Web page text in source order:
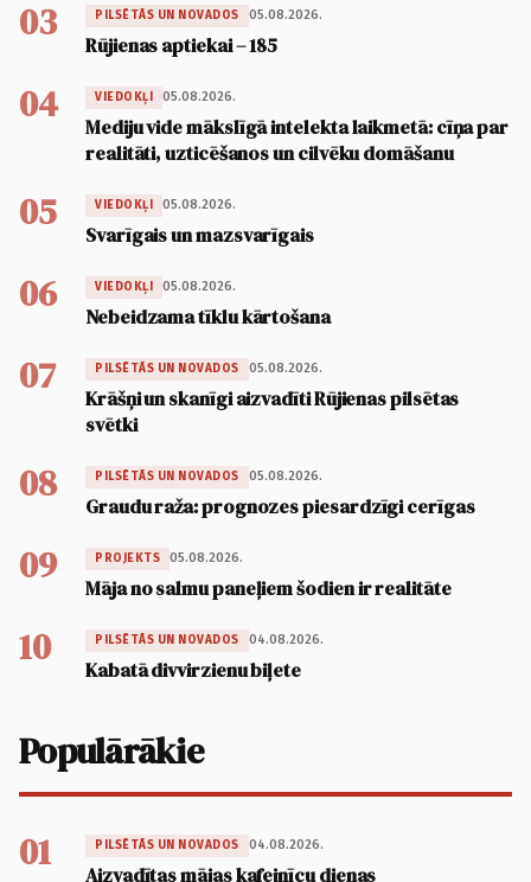
03 PILSĒTĀS UN NOVADOS 05.08.2026.
Rūjienas aptiekai – 185
04 VIEDOKĻI 05.08.2026.
Mediju vide mākslīgā intelekta laikmetā: cīņa par
realitāti, uzticēšanos un cilvēku domāšanu
05 VIEDOKĻI 05.08.2026.
Svarīgais un mazsvarīgais
06 VIEDOKĻI 05.08.2026.
Nebeidzama tīklu kārtošana
07 PILSĒTĀS UN NOVADOS 05.08.2026.
Krāšņi un skanīgi aizvadīti Rūjienas pilsētas
svētki
08 PILSĒTĀS UN NOVADOS 05.08.2026.
Graudu raža: prognozes piesardzīgi cerīgas
09 PROJEKTS 05.08.2026.
Māja no salmu paneļiem šodien ir realitāte
10 PILSĒTĀS UN NOVADOS 04.08.2026.
Kabatā divvirzienu biļete
Populārākie
01 PILSĒTĀS UN NOVADOS 04.08.2026.
Aizvadītas mājas kafejnīcu dienas